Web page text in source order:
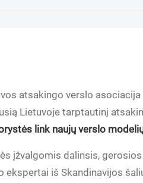
atsakingo verslo
Lietuvoje tarptautinį
link naujų verslo
įžvalgomis dalinsis,
ekspertai iš Skandinavijos